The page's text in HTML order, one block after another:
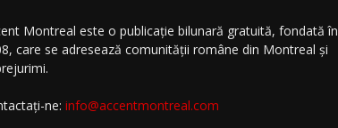
Montreal este o publicație bilunară gratuită, fondată în
care se adresează comunităţii române din Montreal şi
ne: info@accentmontreal.com